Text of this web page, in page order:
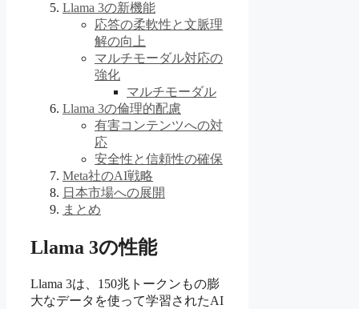
Llama 3の新機能
応答の柔軟性と文脈理
解の向上
マルチモーダル対応の
強化
マルチモーダル
Llama 3の倫理的配慮
有害コンテンツへの対
応
安全性と信頼性の確保
Meta社のAI戦略
日本市場への展開
まとめ
Llama 3の性能
Llama 3は、150兆トークンもの膨
大なデータを使って学習されたAI